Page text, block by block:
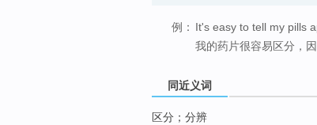
例： It's easy to tell my pills
我的药片很容易区分，
同近义词
区分；分辨